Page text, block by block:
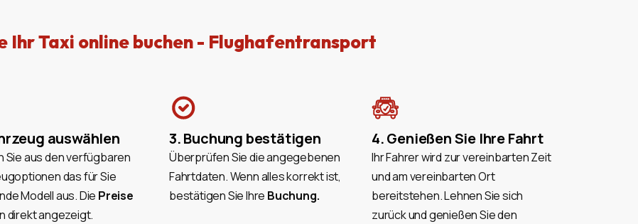
Ihr Taxi online buchen - Flughafentransport
auswählen
Sie aus den verfügbaren
das für Sie
Modell aus. Die Preise
direkt angezeigt.
3. Buchung bestätigen
Überprüfen Sie die angegebenen
Fahrtdaten. Wenn alles korrekt ist,
bestätigen Sie Ihre Buchung.
4. Genießen Sie Ihre Fahrt
Ihr Fahrer wird zur vereinbarten Zeit
und am vereinbarten Ort
bereitstehen. Lehnen Sie sich
zurück und genießen Sie den